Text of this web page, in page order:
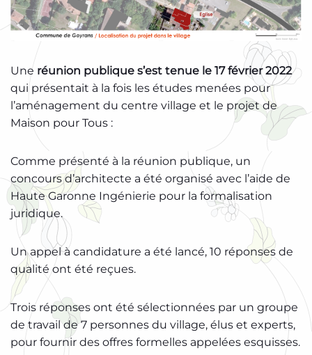
Une réunion publique s’est tenue le 17 février 2022
qui présentait à la fois les études menées pour
l’aménagement du centre village et le projet de
Maison pour Tous :
Comme présenté à la réunion publique, un
concours d’architecte a été organisé avec l’aide de
Haute Garonne Ingénierie pour la formalisation
juridique.
Un appel à candidature a été lancé, 10 réponses de
qualité ont été reçues.
Trois réponses ont été sélectionnées par un groupe
de travail de 7 personnes du village, élus et experts,
pour fournir des offres formelles appelées esquisses.